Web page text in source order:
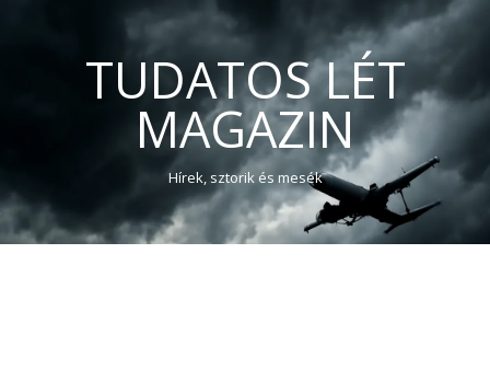
TUDATOS LÉT
MAGAZIN
Hírek, sztorik és mesék